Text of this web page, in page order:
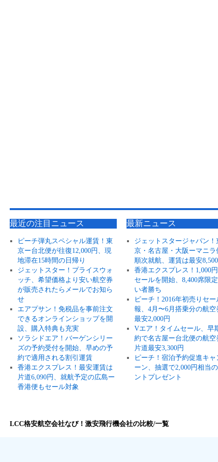
最近の注目ニュース
ピーチ弾丸スペシャル運賃！東
京ー台北便が往復12,000円、現
地滞在15時間の日帰り
ジェットスター！プライスウォ
ッチ、希望価格より安い航空券
が販売されたらメールでお知ら
せ
エアプサン！免税品を事前注文
できるオンラインショップを開
設、購入特典も充実
ソラシドエア！バーゲンシリー
ズの予約受付を開始、早めの予
約で適用される割引運賃
香港エクスプレス！最安運賃は
片道6,090円、就航予定の広島ー
香港便もセール対象
最新ニュース
ジェットスタージャパン！
京・名古屋・大阪ーマニラ
順次就航、運賃は最安
香港エクスプレス！1,000
セールを開始、8,400席限
い者勝ち
ピーチ！2016年初売りセー
報、4月〜6月搭乗分の航空
最安2,000円
Vエア！タイムセール、早
約で名古屋ー台北便の航空
片道最安3,300円
ピーチ！宿泊予約促進キャ
ーン、抽選で2,000円相当
ントプレゼント
LCC格安航空会社なび！激安飛行機会社の比較/一覧